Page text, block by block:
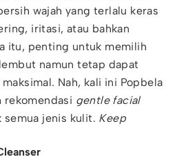
wajah yang terlalu keras
iritasi, atau bahkan
itu, penting untuk memilih
namun tetap dapat
Nah, kali ini Popbela
rekomendasi gentle facial
jenis kulit. Keep